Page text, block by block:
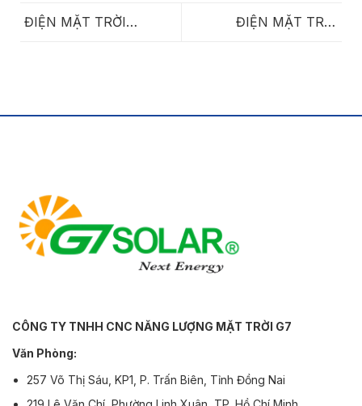
ĐIỆN MẶT TRỜI
ĐIỆN MẶT TRỜI
CÔNG TY TNHH CNC NĂNG LƯỢNG MẶT TRỜI G7
Văn Phòng:
257 Võ Thị Sáu, KP1, P. Trấn Biên, Tỉnh Đồng Nai